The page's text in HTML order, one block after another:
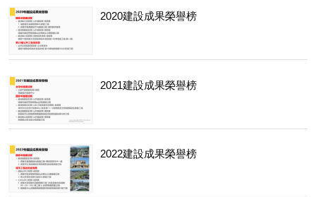
2020建設成果榮譽榜
2021建設成果榮譽榜
2022建設成果榮譽榜